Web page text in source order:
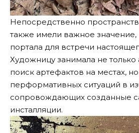
Непосредственно
также имели важное
портала для встречи
Художницу занимала не только
поиск артефактов на местах,
перформативных ситуаций в
сопровождающих созданные
инсталляции.